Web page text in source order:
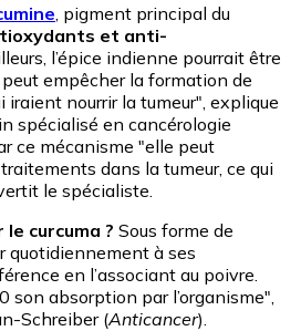
, pigment principal du
et anti-
l’épice indienne pourrait être
empêcher la formation de
iraient nourrir la tumeur", explique
spécialisé en cancérologie
ce mécanisme "elle peut
dans la tumeur, ce qui
le spécialiste.
curcuma ? Sous forme de
quotidiennement à ses
en l’associant au poivre.
son absorption par l’organisme",
Schreiber (Anticancer).